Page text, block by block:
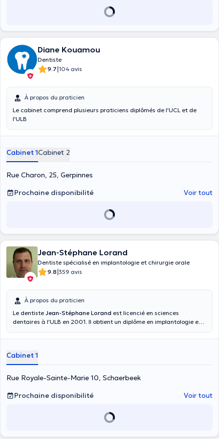
Diane Kouamou
Dentiste
9.7|104 avis
À propos du praticien
Le cabinet comprend plusieurs praticiens diplômés de l'UCL et de
l'ULB
Cabinet 1Cabinet 2
Rue Charon, 25, Gerpinnes
Prochaine disponibilité
Voir tout
Jean-Stéphane Lorand
Dentiste spécialisé en implantologie et chirurgie orale
9.8|359 avis
À propos du praticien
Le dentiste Jean-Stéphane Lorand est licencié en sciences
dentaires à l'ULB en 2001. Il obtient un diplôme en implantologie et
cabinet vous offre un service spécialisé dans tous les domaines de la
la technologie.
Cabinet 1
Rue Royale-Sainte-Marie 10, Schaerbeek
Prochaine disponibilité
Voir tout